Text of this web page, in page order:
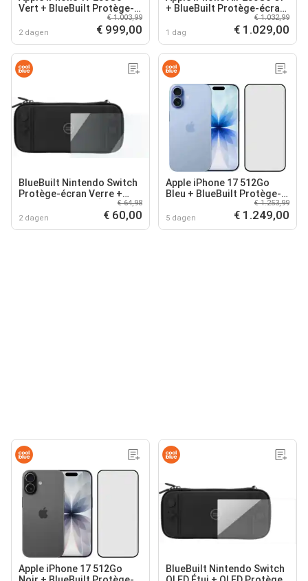
Vert + BlueBuilt Protège-
2 dagen
€ 1.003,99
€ 999,00
+ BlueBuilt Protège-écran
1 dag
€ 1.032,99
€ 1.029,00
BlueBuilt Nintendo Switch
Protège-écran Verre +
2 dagen
€ 64,98
€ 60,00
Apple iPhone 17 512Go
Bleu + BlueBuilt Protège-
5 dagen
€ 1.253,99
€ 1.249,00
Apple iPhone 17 512Go
BlueBuilt Nintendo Switch